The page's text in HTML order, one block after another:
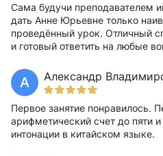
Сама будучи преподавателем
дать Анне Юрьевне только
проведённый урок. Отличный
и готовый ответить на любые
А Александр
Первое занятие понравилось.
арифметический счет до пяти
интонации в китайском языке.